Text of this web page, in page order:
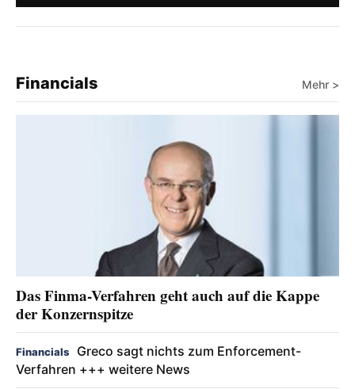
Financials Mehr >
Das Finma-Verfahren geht auch auf die Kappe
der Konzernspitze
Financials
Greco sagt nichts zum Enforcement-
Verfahren +++ weitere News